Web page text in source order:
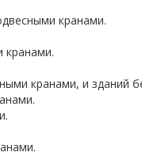
кранами.
кранами.
кранами, и зданий